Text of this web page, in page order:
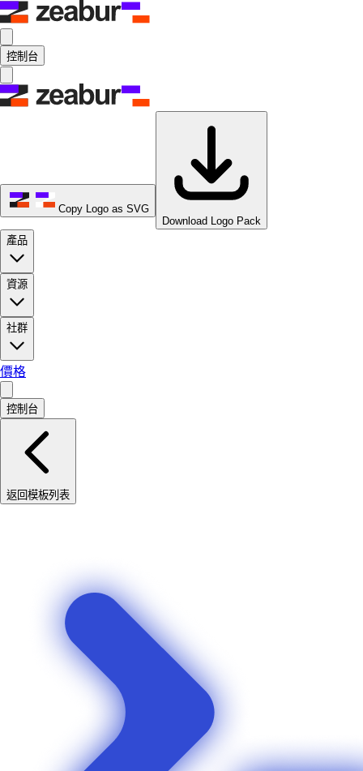
控制台
Copy Logo as SVG
Download Logo Pack
產品
資源
社群
價格
控制台
返回模板列表